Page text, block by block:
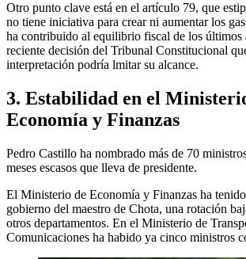
Otro punto clave está en el artículo 79, que
no tiene iniciativa para crear ni aumentar los
ha contribuido al equilibrio fiscal de los últimos
reciente decisión del Tribunal Constitucional
interpretación podría lmitar su alcance.
3. Estabilidad en el
Economía y Finanzas
Pedro Castillo ha nombrado más de 70
meses escasos que lleva de presidente.
El Ministerio de Economía y Finanzas ha
gobierno del maestro de Chota, una rotación
otros departamentos. En el Ministerio de
Comunicaciones ha habido ya cinco ministros